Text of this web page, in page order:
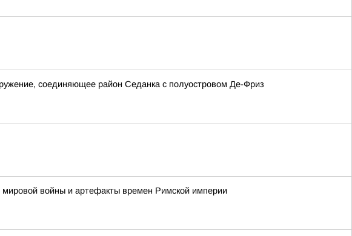
соединяющее район Седанка с полуостровом Де-Фриз
войны и артефакты времен Римской империи